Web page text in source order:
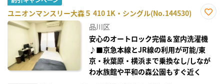
ユニオンマンスリー大森５ 410 1K・シングル(No.144530)
り登
録
品川区
安心のオートロック完備＆室内洗濯機
♪■京急本線とJR線の利用が可能/東
京・秋葉原・横浜まで乗換なし/しなが
わ水族館や平和の森公園もすぐ近く